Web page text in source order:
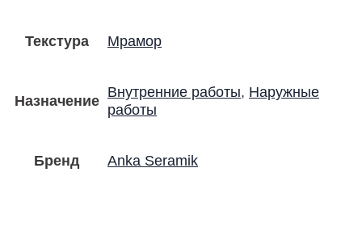
Текстура Мрамор
Назначение
Внутренние работы, Наружные
работы
Бренд Anka Seramik